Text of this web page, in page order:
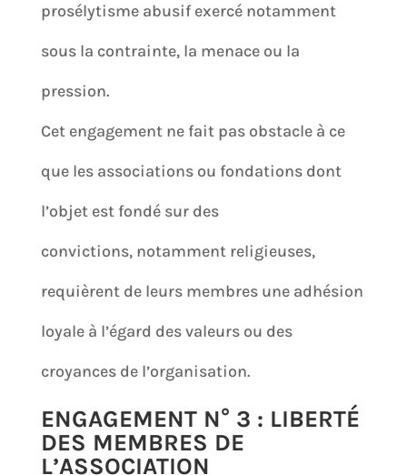
prosélytisme abusif exercé notamment
sous la contrainte, la menace ou la
pression.
Cet engagement ne fait pas obstacle à ce
que les associations ou fondations dont
l’objet est fondé sur des
convictions, notamment religieuses,
requièrent de leurs membres une adhésion
loyale à l’égard des valeurs ou des
croyances de l’organisation.
ENGAGEMENT N° 3 : LIBERTÉ
DES MEMBRES DE
L’ASSOCIATION